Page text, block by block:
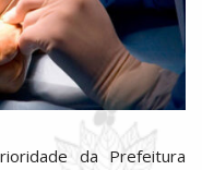
da Prefeitura